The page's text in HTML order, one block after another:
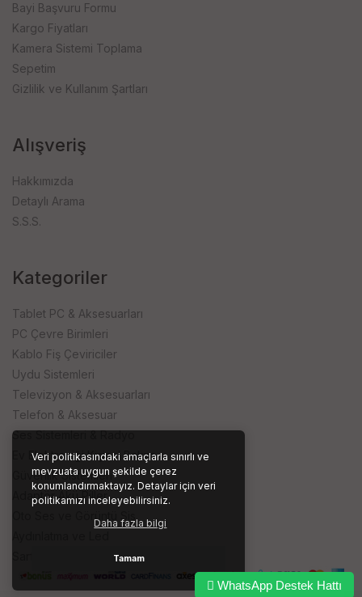
Veri politikasındaki amaçlarla sınırlı ve
mevzuata uygun şekilde çerez
konumlandırmaktayız. Detaylar için veri
politikamızı inceleyebilirsiniz.
Daha fazla bilgi
Tamam
Bayi Başvuru Formu
Kargo Fiyatları
Kamera Sistemi Toplama
Sepetim
Gizlilik ve Kullanım Şartları
Alışveriş
Hakkımızda
Detaylı Arama
S.S.S.
Kategoriler
Tablet PC & Aksesuarları
PC Çevre Birimleri
Kablo Fiş Çeviriciler
Uydu Sistemleri
Televizyon & Aksesuarları
Telefon & Aksesuar
Ses Sistemleri & Radyo
Ev Elektroniği Kişisel Bakım
Güvenlik Sistemleri
Adaptör Akü Piller
Sarf ve İşyeri Ürünleri
WhatsApp Destek Hattı